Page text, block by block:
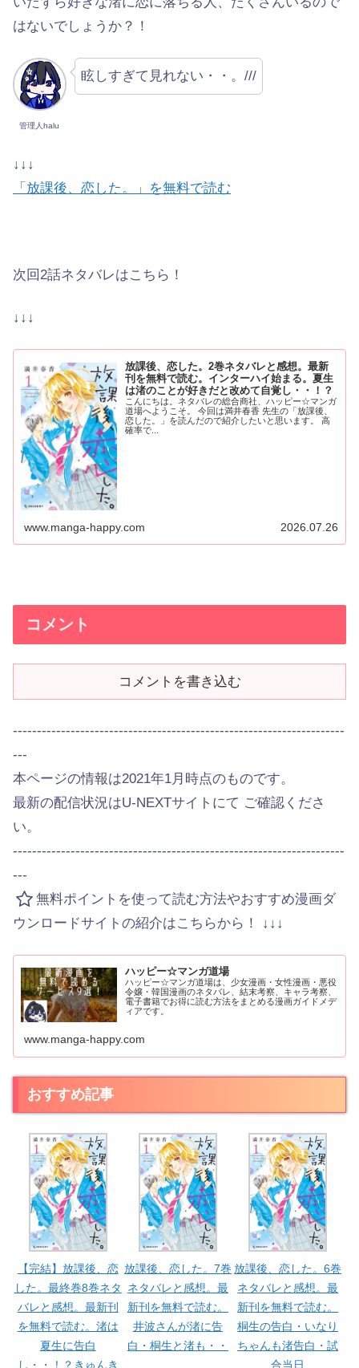
はないでしょうか？！
管理人halu
眩しすぎて見れない・・。///
↓↓↓
「放課後、恋した。」を無料で読む
次回2話ネタバレはこちら！
↓↓↓
放課後、恋した。2巻ネタバレと感想。最新
刊を無料で読む。インターハイ始まる。夏生
は渚のことが好きだと改めて自覚し・・！？
こんにちは。ネタバレの総合商社、ハッピー☆マンガ
道場へようこそ。 今回は満井春香 先生の「放課後、
恋した。」を読んだので紹介したいと思います。 高
確率で...
www.manga-happy.com 2026.07.26
コメント
コメントを書き込む
---------------------------------------------------------------------
---
本ページの情報は2021年1月時点のものです。
最新の配信状況はU-NEXTサイトにて ご確認くださ
い。
---------------------------------------------------------------------
---
無料ポイントを使って読む方法やおすすめ漫画ダ
ウンロードサイトの紹介はこちらから！ ↓↓↓
ハッピー☆マンガ道場
ハッピー☆マンガ道場は、少女漫画・女性漫画・悪役
令嬢・韓国漫画のネタバレ、結末考察、キャラ考察、
電子書籍でお得に読む方法をまとめる漫画ガイドメデ
ィアです。
www.manga-happy.com
おすすめ記事
【完結】放課後、恋
した。最終巻8巻ネタ
バレと感想。最新刊
を無料で読む。渚は
夏生に告白
し・・！？きゅんき
放課後、恋した。7巻
ネタバレと感想。最
新刊を無料で読む。
井波さんが渚に告
白・桐生と渚も・・
放課後、恋した。6巻
ネタバレと感想。最
新刊を無料で読む。
桐生の告白・いなり
ちゃんも渚告白・試
合当日